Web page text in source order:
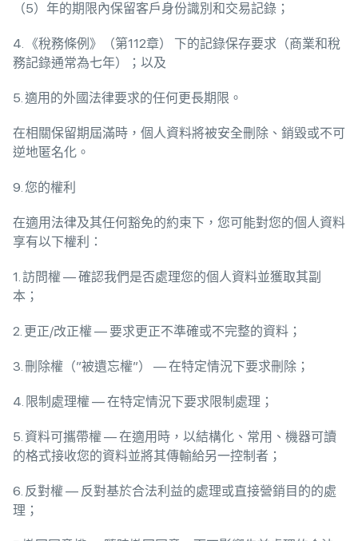
（5）年的期限內保留客戶身份識別和交易記錄；
4. 《稅務條例》（第112章） 下的記錄保存要求（商業和稅
務記錄通常為七年）；以及
5. 適用的外國法律要求的任何更長期限。
在相關保留期屆滿時，個人資料將被安全刪除、銷毀或不可
逆地匿名化。
9. 您的權利
在適用法律及其任何豁免的約束下，您可能對您的個人資料
享有以下權利：
1. 訪問權 — 確認我們是否處理您的個人資料並獲取其副
本；
2. 更正/改正權 — 要求更正不準確或不完整的資料；
3. 刪除權（”被遺忘權”） — 在特定情況下要求刪除；
4. 限制處理權 — 在特定情況下要求限制處理；
5. 資料可攜帶權 — 在適用時，以結構化、常用、機器可讀
的格式接收您的資料並將其傳輸給另一控制者；
6. 反對權 — 反對基於合法利益的處理或直接營銷目的的處
理；